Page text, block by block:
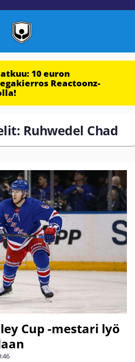
10 euron
Reactoonz-
Ruhwedel Chad
Cup -mestari lyö